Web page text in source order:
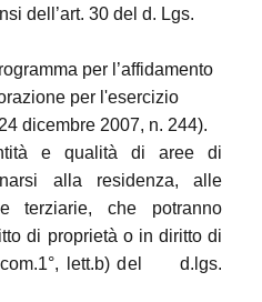
dell’art. 30 del d. Lgs.
per l’affidamento
per l'esercizio
dicembre 2007, n. 244).
e qualità di aree di
alla residenza, alle
terziarie, che potranno
di proprietà o in diritto di
com.1°, lett.b) del d.lgs.